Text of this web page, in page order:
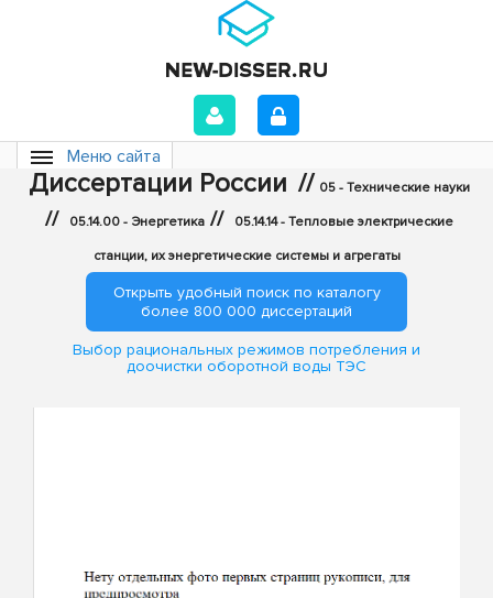
Меню сайта
Диссертации России // 05 - Технические науки
// 05.14.00 - Энергетика // 05.14.14 - Тепловые электрические
станции, их энергетические системы и агрегаты
Открыть удобный поиск по каталогу
более 800 000 диссертаций
Выбор рациональных режимов потребления и
доочистки оборотной воды ТЭС